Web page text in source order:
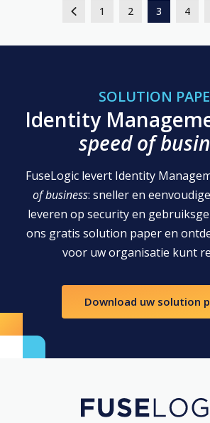
1 2 3 4
SOLUTION
Identity
speed of
FuseLogic levert Identity
of business: sneller en
leveren op security en
ons gratis solution paper en
voor uw organisatie kunt
Download uw solution